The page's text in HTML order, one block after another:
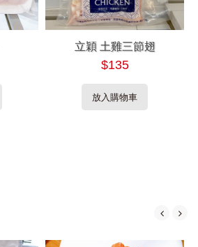
立穎 土雞三節翅
$135
放入購物車